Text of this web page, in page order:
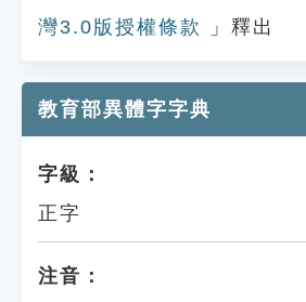
灣3.0版授權條款
」釋出
教育部異體字字典
字級：
正字
注音：